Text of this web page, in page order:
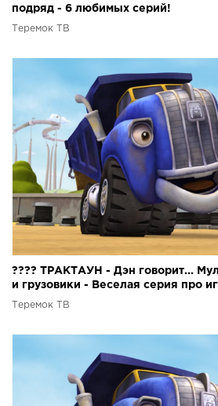
подряд - 6 любимых серий!
Теремок ТВ
???? ТРАКТАУН - Дэн говорит...
и грузовики - Веселая серия про
Теремок ТВ